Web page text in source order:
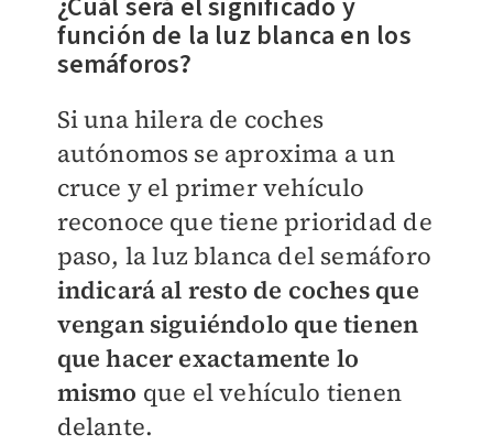
función de la luz blanca en los
semáforos?
Si una hilera de coches
autónomos se aproxima a un
cruce y el primer vehículo
reconoce que tiene prioridad de
paso, la luz blanca del semáforo
indicará al resto de coches que
vengan siguiéndolo que tienen
que hacer exactamente lo
mismo que el vehículo tienen
delante.